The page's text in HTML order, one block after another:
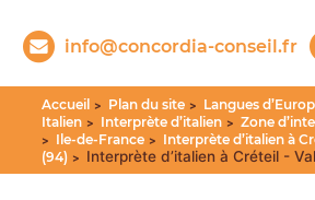
info@concordia-conseil.fr
Accueil > Plan du site > Langues
Italien > Interprète d’italien > Zone
> Ile-de-France >
Interprète d’italien à
(94) > Interprète d’italien à Créteil -